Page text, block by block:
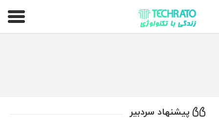
تکراتو – زندگی با تکنولوژی
پیشنهاد سردبیر